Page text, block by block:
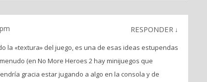
RESPONDER ↓
la «textura» del juego, es una de esas ideas estupendas
(en No More Heroes 2 hay minijuegos que
gracia estar jugando a algo en la consola y de